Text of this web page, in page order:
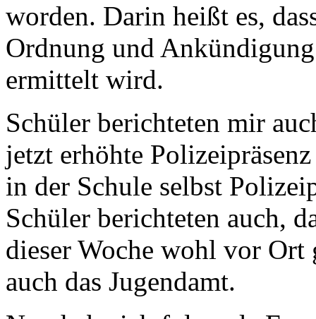
worden. Darin heißt es,
Ordnung und
ermittelt wird.
Schüler berichteten mir
jetzt erhöhte
in der Schule selbst
Schüler berichteten auch,
dieser Woche wohl vor Ort
auch das Jugendamt.